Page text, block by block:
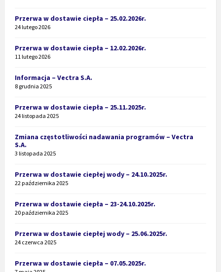
Przerwa w dostawie ciepła – 25.02.2026r.
24 lutego 2026
Przerwa w dostawie ciepła – 12.02.2026r.
11 lutego 2026
Informacja – Vectra S.A.
8 grudnia 2025
Przerwa w dostawie ciepła – 25.11.2025r.
24 listopada 2025
Zmiana częstotliwości nadawania programów – Vectra
S.A.
3 listopada 2025
Przerwa w dostawie ciepłej wody – 24.10.2025r.
22 października 2025
Przerwa w dostawie ciepła – 23-24.10.2025r.
20 października 2025
Przerwa w dostawie ciepłej wody – 25.06.2025r.
24 czerwca 2025
Przerwa w dostawie ciepła – 07.05.2025r.